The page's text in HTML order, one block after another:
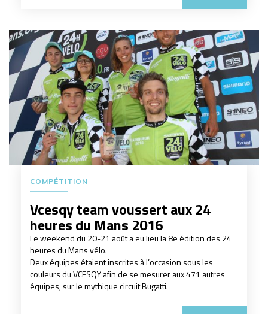
COMPÉTITION
Vcesqy team voussert aux 24
heures du Mans 2016
Le weekend du 20-21 août a eu lieu la 8e édition des 24
heures du Mans vélo.
Deux équipes étaient inscrites à l’occasion sous les
couleurs du VCESQY afin de se mesurer aux 471 autres
équipes, sur le mythique circuit Bugatti.